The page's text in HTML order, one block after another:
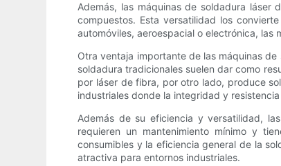
Además, las máquinas de soldadura
compuestos. Esta versatilidad los
automóviles, aeroespacial o electrónica,
Otra ventaja importante de las máquinas
soldadura tradicionales suelen dar como
por láser de fibra, por otro lado, produce
industriales donde la integridad y
Además de su eficiencia y versatilidad,
requieren un mantenimiento mínimo y
consumibles y la eficiencia general de la
atractiva para entornos industriales.